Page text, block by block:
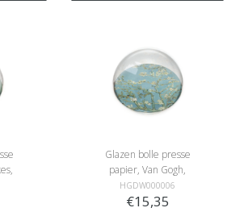
Glazen bolle presse
papier, Van Gogh,
Amandelbloesem
HGDW000006
€15,35